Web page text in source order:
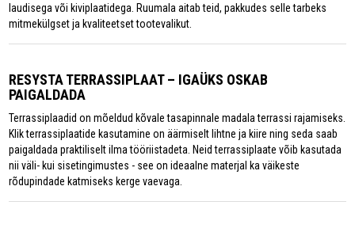
laudisega või kiviplaatidega. Ruumala aitab teid, pakkudes selle tarbeks
mitmekülgset ja kvaliteetset tootevalikut.
RESYSTA TERRASSIPLAAT – IGAÜKS OSKAB
PAIGALDADA
Terrassiplaadid on mõeldud kõvale tasapinnale madala terrassi rajamiseks.
Klik terrassiplaatide kasutamine on äärmiselt lihtne ja kiire ning seda saab
paigaldada praktiliselt ilma tööriistadeta. Neid terrassiplaate võib kasutada
nii väli- kui sisetingimustes - see on ideaalne materjal ka väikeste
rõdupindade katmiseks kerge vaevaga.